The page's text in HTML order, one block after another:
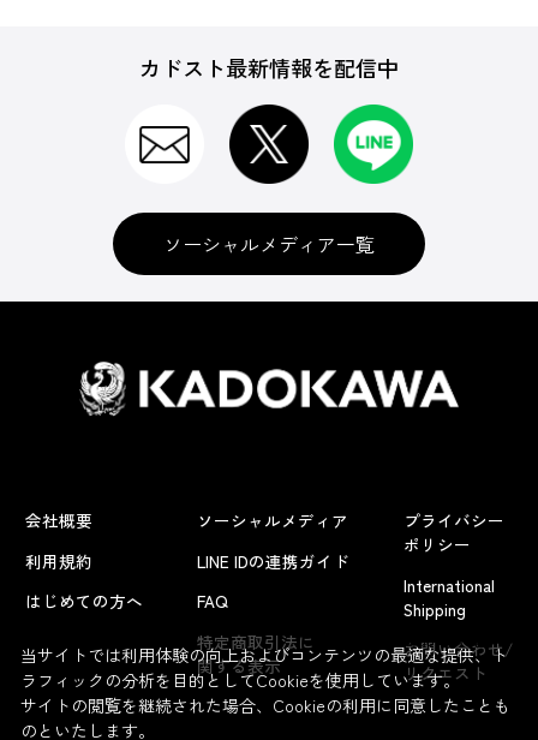
よくあるお問い合わせ
カドスト最新情報を配信中
ソーシャルメディア一覧
会社概要
利用規約
はじめての方へ
ソーシャルメディア
LINE IDの連携ガイド
FAQ
特定商取引法に
関する表示
プライバシー
ポリシー
International
Shipping
お問い合わせ/
リクエスト
当サイトでは利用体験の向上およびコンテンツの最適な提供、ト
ラフィックの分析を目的としてCookieを使用しています。
サイトの閲覧を継続された場合、Cookieの利用に同意したことも
のといたします。